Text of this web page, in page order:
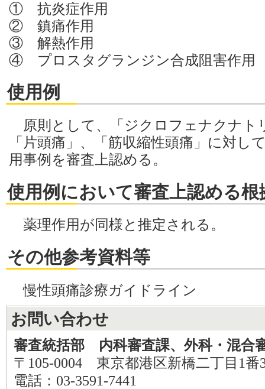
① 抗炎症作用
② 鎮痛作用
③ 解熱作用
④ プロスタグランジン合成阻害作用
使用例
原則として、「ジクロフェナクナト
「片頭痛」、「筋収縮性頭痛」に対し
用事例を審査上認める。
使用例において審査上認める根
薬理作用が同様と推定される。
その他参考資料等
慢性頭痛診療ガイドライン
お問い合わせ
審査統括部 内科審査課、外科・混合
〒105-0004 東京都港区新橋二丁目1番
電話：03-3591-7441